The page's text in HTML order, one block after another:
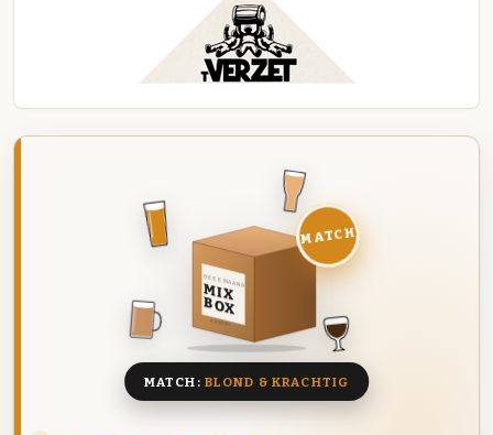
DEZE MAAND
MIX
BOX
8 BIEREN
MATCH
MATCH: BLOND & KRACHTIG